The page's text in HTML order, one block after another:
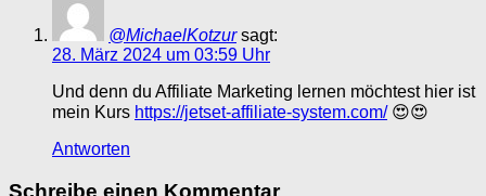
@MichaelKotzur sagt:
28. März 2024 um 03:59 Uhr
Und denn du Affiliate Marketing lernen möchtest hier ist
mein Kurs https://jetset-affiliate-system.com/😍😍
Antworten
Schreibe einen Kommentar